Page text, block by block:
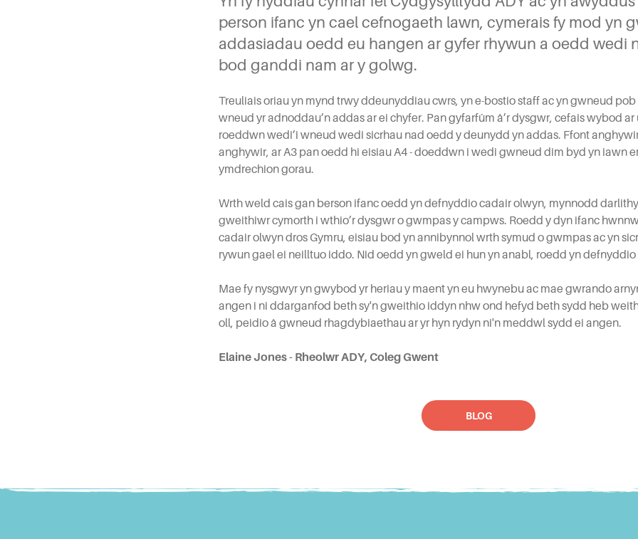
person ifanc yn cael cefnogaeth lawn, cymerais fy mod yn
addasiadau oedd eu hangen ar gyfer rhywun a oedd wedi
bod ganddi nam ar y golwg.
Treuliais oriau yn mynd trwy ddeunyddiau cwrs, yn e-bostio staff ac yn gwneud
wneud yr adnoddau’n addas ar ei chyfer. Pan gyfarfûm â’r dysgwr, cefais wybod
roeddwn wedi’i wneud wedi sicrhau nad oedd y deunydd yn addas. Ffont
anghywir, ar A3 pan oedd hi eisiau A4 - doeddwn i wedi gwneud dim byd yn iawn
ymdrechion gorau.
Wrth weld cais gan berson ifanc oedd yn defnyddio cadair olwyn, mynnodd
gweithiwr cymorth i wthio’r dysgwr o gwmpas y campws. Roedd y dyn ifanc
cadair olwyn dros Gymru, eisiau bod yn annibynnol wrth symud o gwmpas ac yn
rywun gael ei neilltuo iddo. Nid oedd yn gweld ei hun yn anabl, roedd yn
Mae fy nysgwyr yn gwybod yr heriau y maent yn eu hwynebu ac mae gwrando
angen i ni ddarganfod beth sy'n gweithio iddyn nhw ond hefyd beth sydd heb
oll, peidio â gwneud rhagdybiaethau ar yr hyn rydyn ni'n meddwl sydd ei angen.
Elaine Jones - Rheolwr ADY, Coleg Gwent
BLOG